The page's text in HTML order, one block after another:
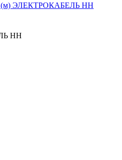
(м) ЭЛЕКТРОКАБЕЛЬ НН
НН